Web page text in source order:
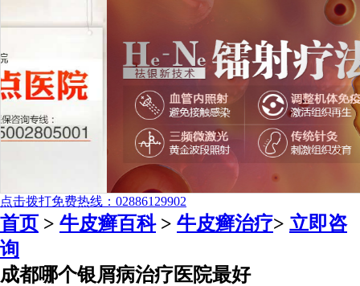
点击拨打免费热线：02886129902
首页 > 牛皮癣百科> 牛皮癣治疗> 立即咨
询
成都哪个银屑病治疗医院最好